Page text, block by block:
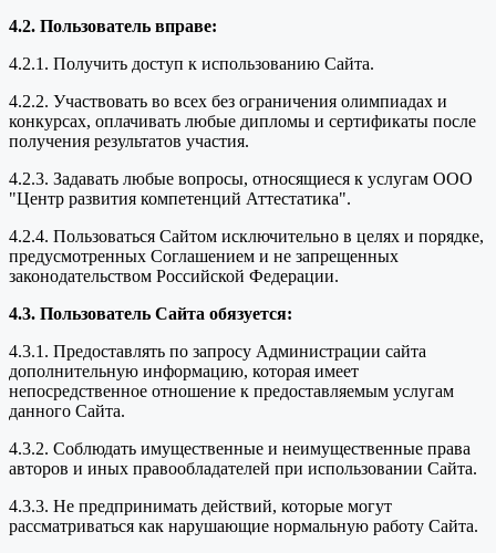
4.2. Пользователь вправе:
4.2.1. Получить доступ к использованию Сайта.
4.2.2. Участвовать во всех без ограничения олимпиадах и
конкурсах, оплачивать любые дипломы и сертификаты после
получения результатов участия.
4.2.3. Задавать любые вопросы, относящиеся к услугам ООО
"Центр развития компетенций Аттестатика".
4.2.4. Пользоваться Сайтом исключительно в целях и порядке,
предусмотренных Соглашением и не запрещенных
законодательством Российской Федерации.
4.3. Пользователь Сайта обязуется:
4.3.1. Предоставлять по запросу Администрации сайта
дополнительную информацию, которая имеет
непосредственное отношение к предоставляемым услугам
данного Сайта.
4.3.2. Соблюдать имущественные и неимущественные права
авторов и иных правообладателей при использовании Сайта.
4.3.3. Не предпринимать действий, которые могут
рассматриваться как нарушающие нормальную работу Сайта.